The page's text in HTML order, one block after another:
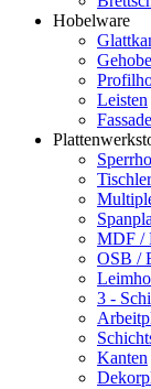
Hobelware
Leisten
Fassade
MDF /
OSB /
3 -
Kanten